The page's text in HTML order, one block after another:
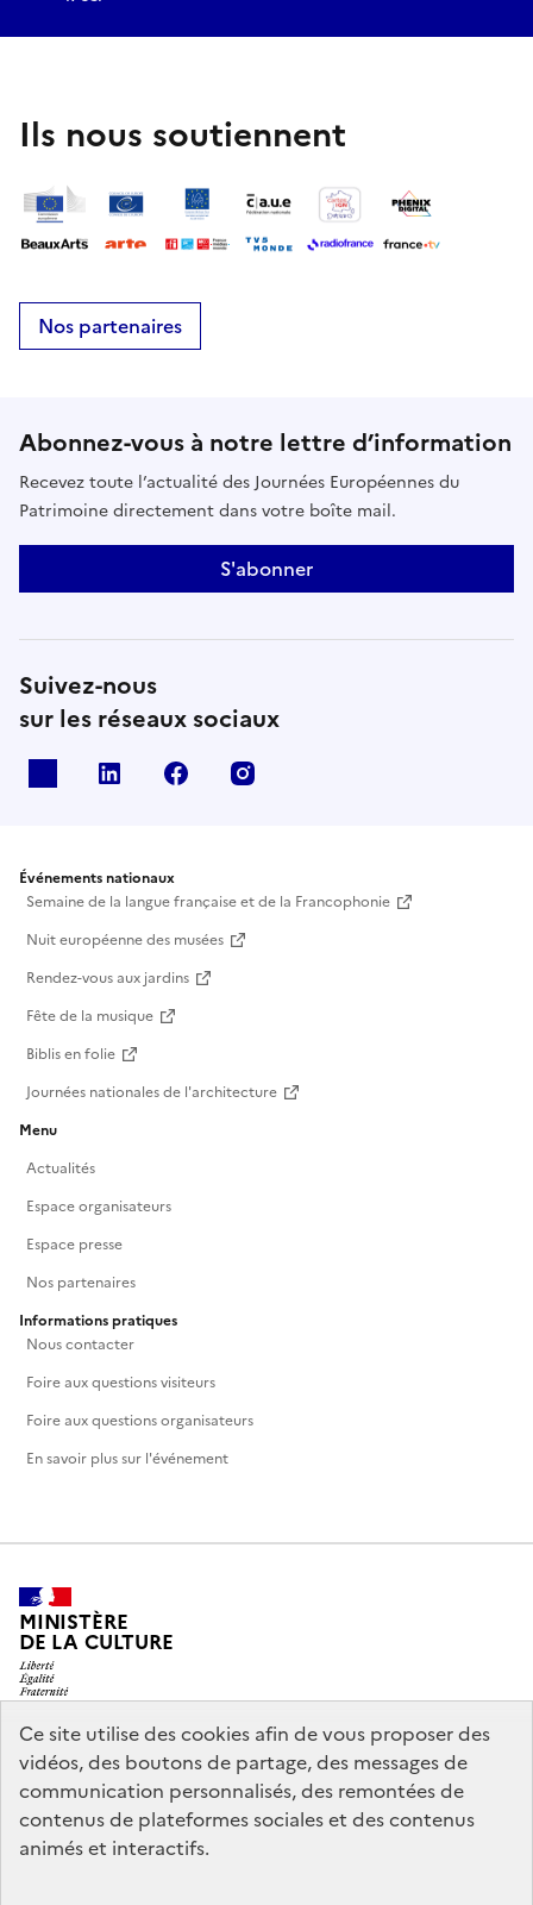
Ce site utilise des cookies afin de vous proposer des
vidéos, des boutons de partage, des messages de
communication personnalisés, des remontées de
contenus de plateformes sociales et des contenus
animés et interactifs.
Ils nous soutiennent
Nos partenaires
Abonnez-vous à notre lettre d’information
Recevez toute l’actualité des Journées Européennes du
Patrimoine directement dans votre boîte mail.
S'abonner
Suivez-nous
sur les réseaux sociaux
Linkedin Facebook
Événements nationaux
Semaine de la langue française et de la Francophonie
Nuit européenne des musées
Rendez-vous aux jardins
Fête de la musique
Biblis en folie
Journées nationales de l'architecture
Menu
Actualités
Espace organisateurs
Espace presse
Nos partenaires
Informations pratiques
Nous contacter
Foire aux questions visiteurs
Foire aux questions organisateurs
En savoir plus sur l'événement
MINISTÈRE
DE LA CULTURE
legifrance.gouv.fr
info.gouv.fr
service-public.gouv.fr
data.gouv.fr